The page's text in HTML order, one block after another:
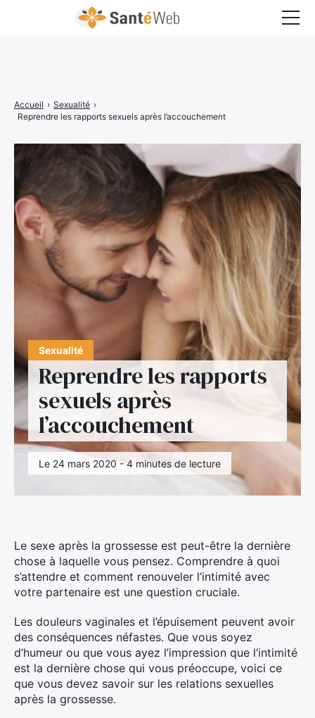
Sexualité
Reprendre les rapports
sexuels après
l’accouchement
Le 24 mars 2020 - 4 minutes de lecture
Accueil › Sexualité ›
Reprendre les rapports sexuels après l’accouchement
Le sexe après la grossesse est peut-être la dernière
chose à laquelle vous pensez. Comprendre à quoi
s’attendre et comment renouveler l’intimité avec
votre partenaire est une question cruciale.
Les douleurs vaginales et l’épuisement peuvent avoir
des conséquences néfastes. Que vous soyez
d’humeur ou que vous ayez l’impression que l’intimité
est la dernière chose qui vous préoccupe, voici ce
que vous devez savoir sur les relations sexuelles
après la grossesse.
Chirurgie
Grossesse
Maladies
Médecine
Psychologie
Santé pratique